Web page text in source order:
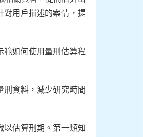
對用戶描述的案情，提
範如何使用量刑估算程
資料，減少研究時間
以估算刑期。第一類知